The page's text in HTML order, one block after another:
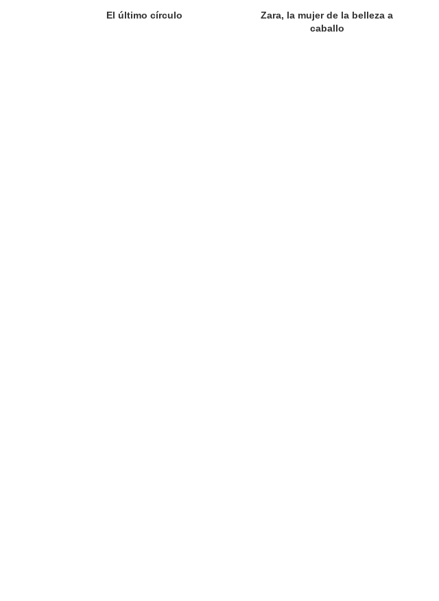
El último círculo
Zara, la mujer de la belleza a
caballo